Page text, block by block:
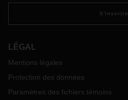
S'inscrire
LÉGAL
Mentions légales
Protection des données
Paramètres des fichiers témoins